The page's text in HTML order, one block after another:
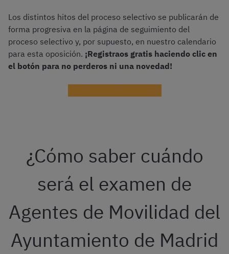
Los distintos hitos del proceso selectivo se publicarán de
forma progresiva en la página de seguimiento del
proceso selectivo y, por supuesto, en nuestro calendario
para esta oposición. ¡Registraos gratis haciendo clic en
el botón para no perderos ni una novedad!
¿Cómo saber cuándo
será el examen de
Agentes de Movilidad del
Ayuntamiento de Madrid